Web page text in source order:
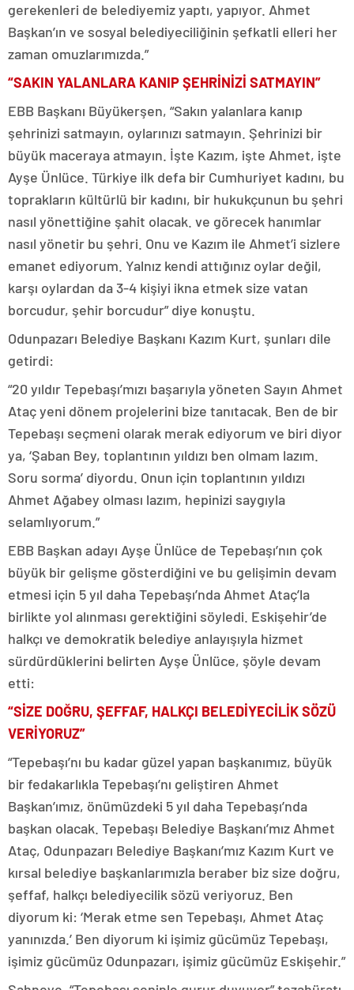
gerekenleri de belediyemiz yaptı, yapıyor. Ahmet
Başkan’ın ve sosyal belediyeciliğinin şefkatli elleri her
zaman omuzlarımızda.”
“SAKIN YALANLARA KANIP ŞEHRİNİZİ SATMAYIN”
EBB Başkanı Büyükerşen, “Sakın yalanlara kanıp
şehrinizi satmayın, oylarınızı satmayın. Şehrinizi bir
büyük maceraya atmayın. İşte Kazım, işte Ahmet, işte
Ayşe Ünlüce. Türkiye ilk defa bir Cumhuriyet kadını, bu
toprakların kültürlü bir kadını, bir hukukçunun bu şehri
nasıl yönettiğine şahit olacak. ve görecek hanımlar
nasıl yönetir bu şehri. Onu ve Kazım ile Ahmet’i sizlere
emanet ediyorum. Yalnız kendi attığınız oylar değil,
karşı oylardan da 3-4 kişiyi ikna etmek size vatan
borcudur, şehir borcudur” diye konuştu.
Odunpazarı Belediye Başkanı Kazım Kurt, şunları dile
getirdi:
“20 yıldır Tepebaşı’mızı başarıyla yöneten Sayın Ahmet
Ataç yeni dönem projelerini bize tanıtacak. Ben de bir
Tepebaşı seçmeni olarak merak ediyorum ve biri diyor
ya, ‘Şaban Bey, toplantının yıldızı ben olmam lazım.
Soru sorma’ diyordu. Onun için toplantının yıldızı
Ahmet Ağabey olması lazım, hepinizi saygıyla
selamlıyorum.”
EBB Başkan adayı Ayşe Ünlüce de Tepebaşı’nın çok
büyük bir gelişme gösterdiğini ve bu gelişimin devam
etmesi için 5 yıl daha Tepebaşı’nda Ahmet Ataç’la
birlikte yol alınması gerektiğini söyledi. Eskişehir’de
halkçı ve demokratik belediye anlayışıyla hizmet
sürdürdüklerini belirten Ayşe Ünlüce, şöyle devam
etti:
“SİZE DOĞRU, ŞEFFAF, HALKÇI BELEDİYECİLİK SÖZÜ
VERİYORUZ”
“Tepebaşı’nı bu kadar güzel yapan başkanımız, büyük
bir fedakarlıkla Tepebaşı’nı geliştiren Ahmet
Başkan’ımız, önümüzdeki 5 yıl daha Tepebaşı’nda
başkan olacak. Tepebaşı Belediye Başkanı’mız Ahmet
Ataç, Odunpazarı Belediye Başkanı’mız Kazım Kurt ve
kırsal belediye başkanlarımızla beraber biz size doğru,
şeffaf, halkçı belediyecilik sözü veriyoruz. Ben
diyorum ki: ‘Merak etme sen Tepebaşı, Ahmet Ataç
yanınızda.’ Ben diyorum ki işimiz gücümüz Tepebaşı,
işimiz gücümüz Odunpazarı, işimiz gücümüz Eskişehir.”